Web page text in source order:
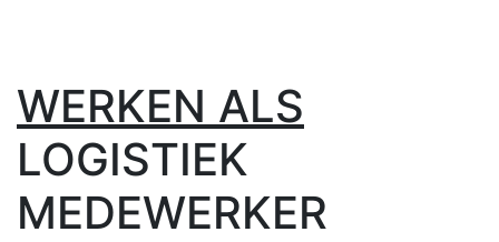
WERKEN ALS
LOGISTIEK
MEDEWERKER